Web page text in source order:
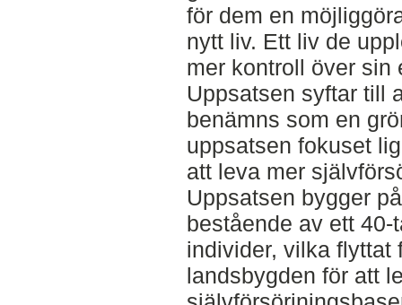
för dem en
nytt liv. Ett liv de
mer kontroll över sin
Uppsatsen syftar till
benämns som en
uppsatsen fokuset
att leva mer
Uppsatsen bygger
bestående av ett
individer, vilka flyttat
landsbygden för att